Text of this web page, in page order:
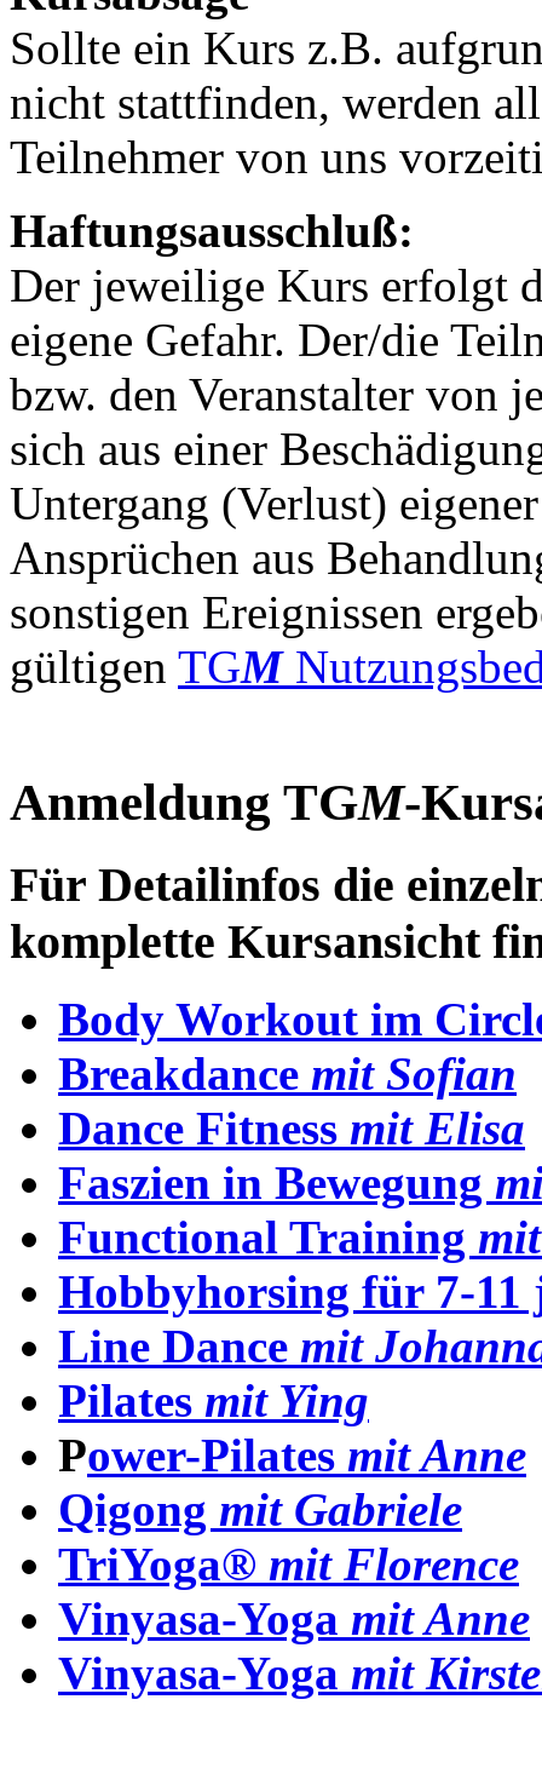
Sollte ein Kurs z.B.
nicht stattfinden, werden
Teilnehmer von uns
Haftungsausschluß:
Der jeweilige Kurs erfolgt
eigene Gefahr. Der/die
bzw. den Veranstalter von
sich aus einer
Untergang (Verlust)
Ansprüchen aus
sonstigen Ereignissen
gültigen TGM
Anmeldung TGM-
Für Detailinfos die
komplette Kursansicht
Body Workout im
Breakdance mit Sofian
Dance Fitness mit Elisa
Faszien in Bewegung
Functional Training
Hobbyhorsing für 7-
Line Dance mit
Pilates mit Ying
Power-Pilates mit Anne
Qigong mit Gabriele
TriYoga® mit Florence
Vinyasa-Yoga mit Anne
Vinyasa-Yoga mit